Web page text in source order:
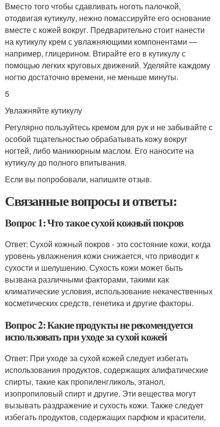
Вместо того чтобы сдавливать ноготь палочкой,
отодвигая кутикулу, нежно помассируйте его основание
вместе с кожей вокруг. Предварительно стоит нанести
на кутикулу крем с увлажняющими компонентами —
например, глицерином. Втирайте его в кутикулу с
помощью легких круговых движений. Уделяйте каждому
ногтю достаточно времени, не меньше минуты.
5
Увлажняйте кутикулу
Регулярно пользуйтесь кремом для рук и не забывайте с
особой тщательностью обрабатывать кожу вокруг
ногтей, либо маникюрным маслом. Его наносите на
кутикулу до полного впитывания.
Если вы попробовали, напишите отзыв.
Связанные вопросы и ответы:
Вопрос 1: Что такое сухой кожный покров
Ответ: Сухой кожный покров - это состояние кожи, когда
уровень увлажнения кожи снижается, что приводит к
сухости и шелушению. Сухость кожи может быть
вызвана различными факторами, такими как
климатические условия, использование некачественных
косметических средств, генетика и другие факторы.
Вопрос 2: Какие продукты не рекомендуется
использовать при уходе за сухой кожей
Ответ: При уходе за сухой кожей следует избегать
использования продуктов, содержащих алифатические
спирты, такие как пропиленгликоль, этанол,
изопропиловый спирт и другие. Эти вещества могут
вызывать раздражение и сухость кожи. Также следует
избегать продуктов, содержащих парфюм и красители,